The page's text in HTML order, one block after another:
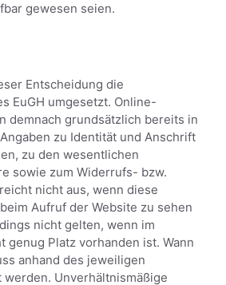
gewesen seien.
Entscheidung die
EuGH umgesetzt. Online-
demnach grundsätzlich bereits in
zu Identität und Anschrift
zu den wesentlichen
sowie zum Widerrufs- bzw.
nicht aus, wenn diese
Aufruf der Website zu sehen
nicht gelten, wenn im
genug Platz vorhanden ist. Wann
anhand des jeweiligen
Unverhältnismäßige